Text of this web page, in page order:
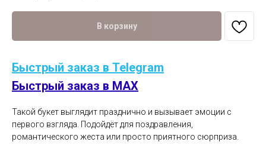
В корзину
Быстрый заказ в Telegram
Быстрый заказ в MAX
Такой букет выглядит празднично и вызывает эмоции с
первого взгляда. Подойдёт для поздравления,
романтического жеста или просто приятного сюрприза.